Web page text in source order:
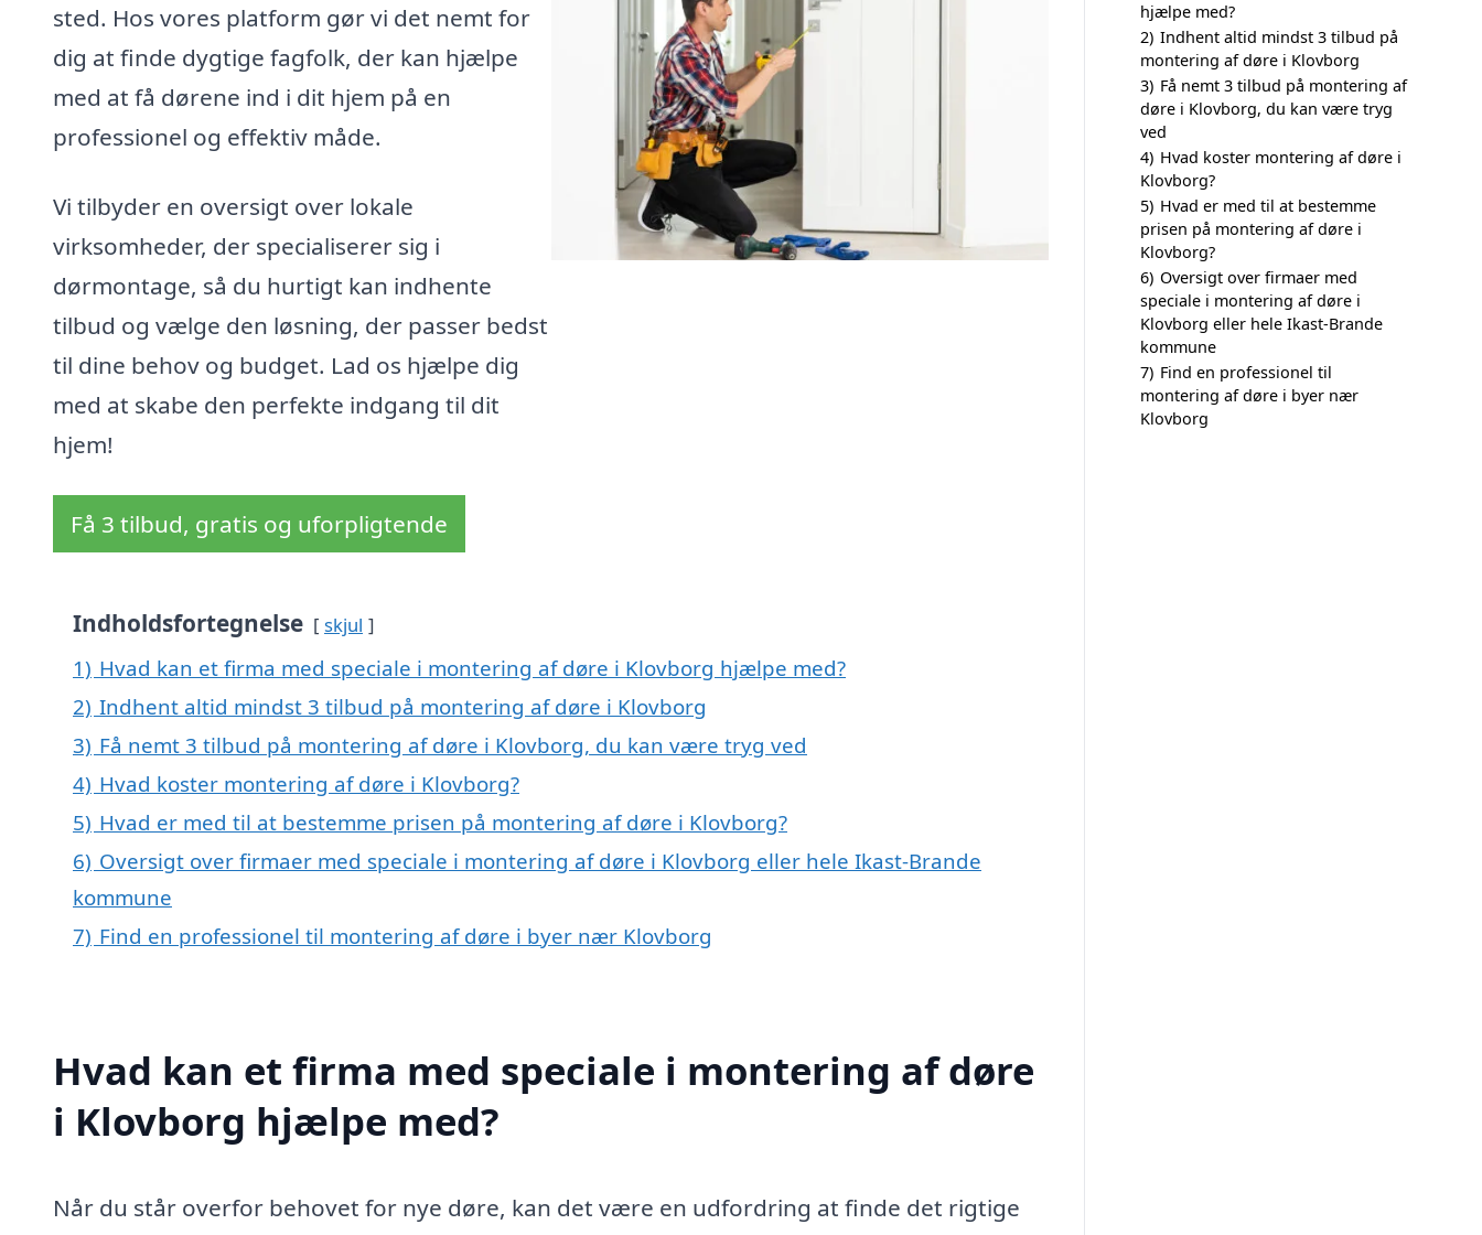
sted. Hos vores platform gør vi det nemt for
dig at finde dygtige fagfolk, der kan hjælpe
med at få dørene ind i dit hjem på en
professionel og effektiv måde.
Vi tilbyder en oversigt over lokale
virksomheder, der specialiserer sig i
dørmontage, så du hurtigt kan indhente
tilbud og vælge den løsning, der passer bedst
til dine behov og budget. Lad os hjælpe dig
med at skabe den perfekte indgang til dit
hjem!
Få 3 tilbud, gratis og uforpligtende
Indholdsfortegnelse skjul
1) Hvad kan et firma med speciale i montering af døre i Klovborg hjælpe med?
2) Indhent altid mindst 3 tilbud på montering af døre i Klovborg
3) Få nemt 3 tilbud på montering af døre i Klovborg, du kan være tryg ved
4) Hvad koster montering af døre i Klovborg?
5) Hvad er med til at bestemme prisen på montering af døre i Klovborg?
6) Oversigt over firmaer med speciale i montering af døre i Klovborg eller hele Ikast-Brande
kommune
7) Find en professionel til montering af døre i byer nær Klovborg
Hvad kan et firma med speciale i montering af døre
i Klovborg hjælpe med?
Når du står overfor behovet for nye døre, kan det være en udfordring at finde det rigtige
hjælpe med?
2) Indhent altid mindst 3 tilbud på
montering af døre i Klovborg
3) Få nemt 3 tilbud på montering af
døre i Klovborg, du kan være tryg
ved
4) Hvad koster montering af døre i
Klovborg?
5) Hvad er med til at bestemme
prisen på montering af døre i
Klovborg?
6) Oversigt over firmaer med
speciale i montering af døre i
Klovborg eller hele Ikast-Brande
kommune
7) Find en professionel til
montering af døre i byer nær
Klovborg